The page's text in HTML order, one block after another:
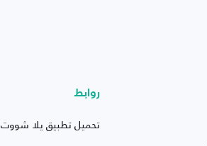
روابط
تحميل تطبيق يلا شووت